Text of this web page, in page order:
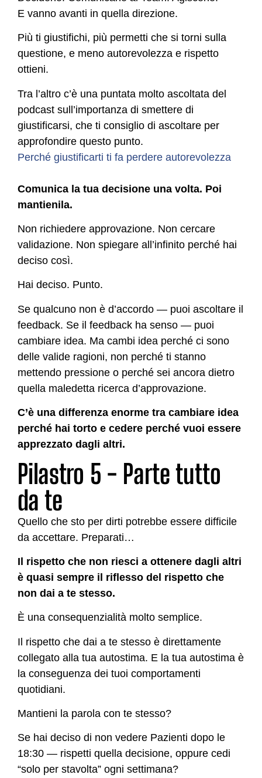
E vanno avanti in quella direzione.
Più ti giustifichi, più permetti che si torni sulla
questione, e meno autorevolezza e rispetto
ottieni.
Tra l’altro c’è una puntata molto ascoltata del
podcast sull’importanza di smettere di
giustificarsi, che ti consiglio di ascoltare per
approfondire questo punto.
Perché giustificarti ti fa perdere autorevolezza
Comunica la tua decisione una volta. Poi
mantienila.
Non richiedere approvazione. Non cercare
validazione. Non spiegare all’infinito perché hai
deciso così.
Hai deciso. Punto.
Se qualcuno non è d’accordo — puoi ascoltare il
feedback. Se il feedback ha senso — puoi
cambiare idea. Ma cambi idea perché ci sono
delle valide ragioni, non perché ti stanno
mettendo pressione o perché sei ancora dietro
quella maledetta ricerca d’approvazione.
C’è una differenza enorme tra cambiare idea
perché hai torto e cedere perché vuoi essere
apprezzato dagli altri.
Pilastro 5 - Parte tutto
da te
Quello che sto per dirti potrebbe essere difficile
da accettare. Preparati…
Il rispetto che non riesci a ottenere dagli altri
è quasi sempre il riflesso del rispetto che
non dai a te stesso.
È una consequenzialità molto semplice.
Il rispetto che dai a te stesso è direttamente
collegato alla tua autostima. E la tua autostima è
la conseguenza dei tuoi comportamenti
quotidiani.
Mantieni la parola con te stesso?
Se hai deciso di non vedere Pazienti dopo le
18:30 — rispetti quella decisione, oppure cedi
“solo per stavolta” ogni settimana?